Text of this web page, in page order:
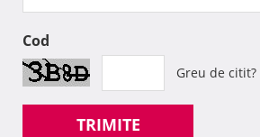
Cod
Greu de citit?
TRIMITE